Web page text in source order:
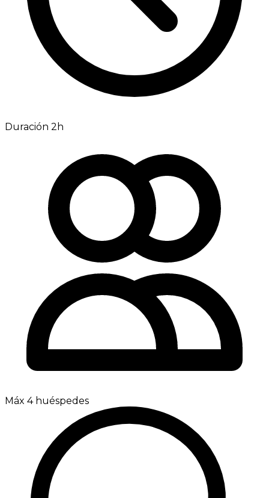
Duración 2h
Máx 4 huéspedes